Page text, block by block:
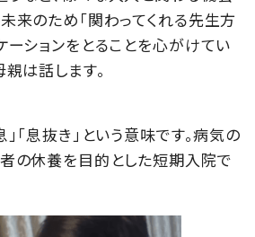
来のため「関わってくれる先生方
ーションをとることを心がけてい
は話します。
「息抜き」という意味です。病気の
の休養を目的とした短期入院で